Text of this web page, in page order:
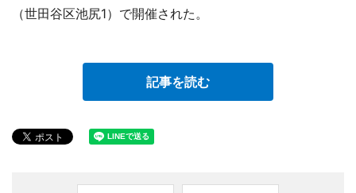
（世田谷区池尻1）で開催された。
記事を読む